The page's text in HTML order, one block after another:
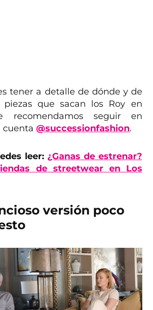
tener a detalle de dónde y de
que sacan los Roy en
recomendamos seguir en
cuenta@successionfashion.
leer: ¿Ganas de estrenar?
de streetwear en Los
versión poco